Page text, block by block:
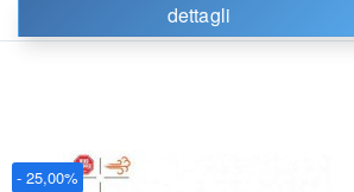
dettagli
- 25,00%